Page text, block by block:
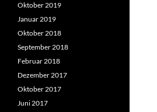
Oktober 2019
Januar 2019
Oktober 2018
September 2018
Februar 2018
Dezember 2017
Oktober 2017
Juni 2017